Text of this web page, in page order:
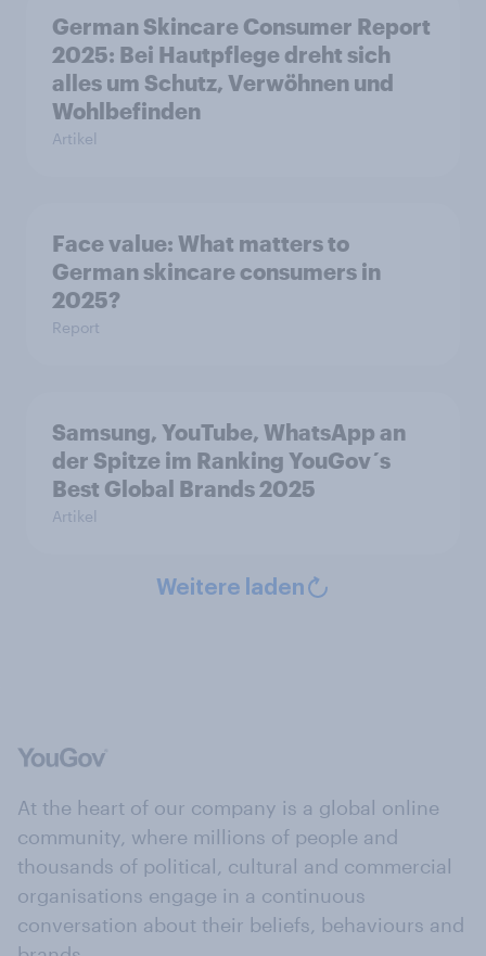
German Skincare Consumer Report
2025: Bei Hautpflege dreht sich
alles um Schutz, Verwöhnen und
Wohlbefinden
Artikel
Face value: What matters to
German skincare consumers in
2025?
Report
Samsung, YouTube, WhatsApp an
der Spitze im Ranking YouGov´s
Best Global Brands 2025
Artikel
Weitere laden
At the heart of our company is a global online
community, where millions of people and
thousands of political, cultural and commercial
organisations engage in a continuous
conversation about their beliefs, behaviours and